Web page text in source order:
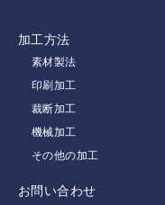
加工方法
素材製法
印刷加工
裁断加工
機械加工
その他の加工
お問い合わせ